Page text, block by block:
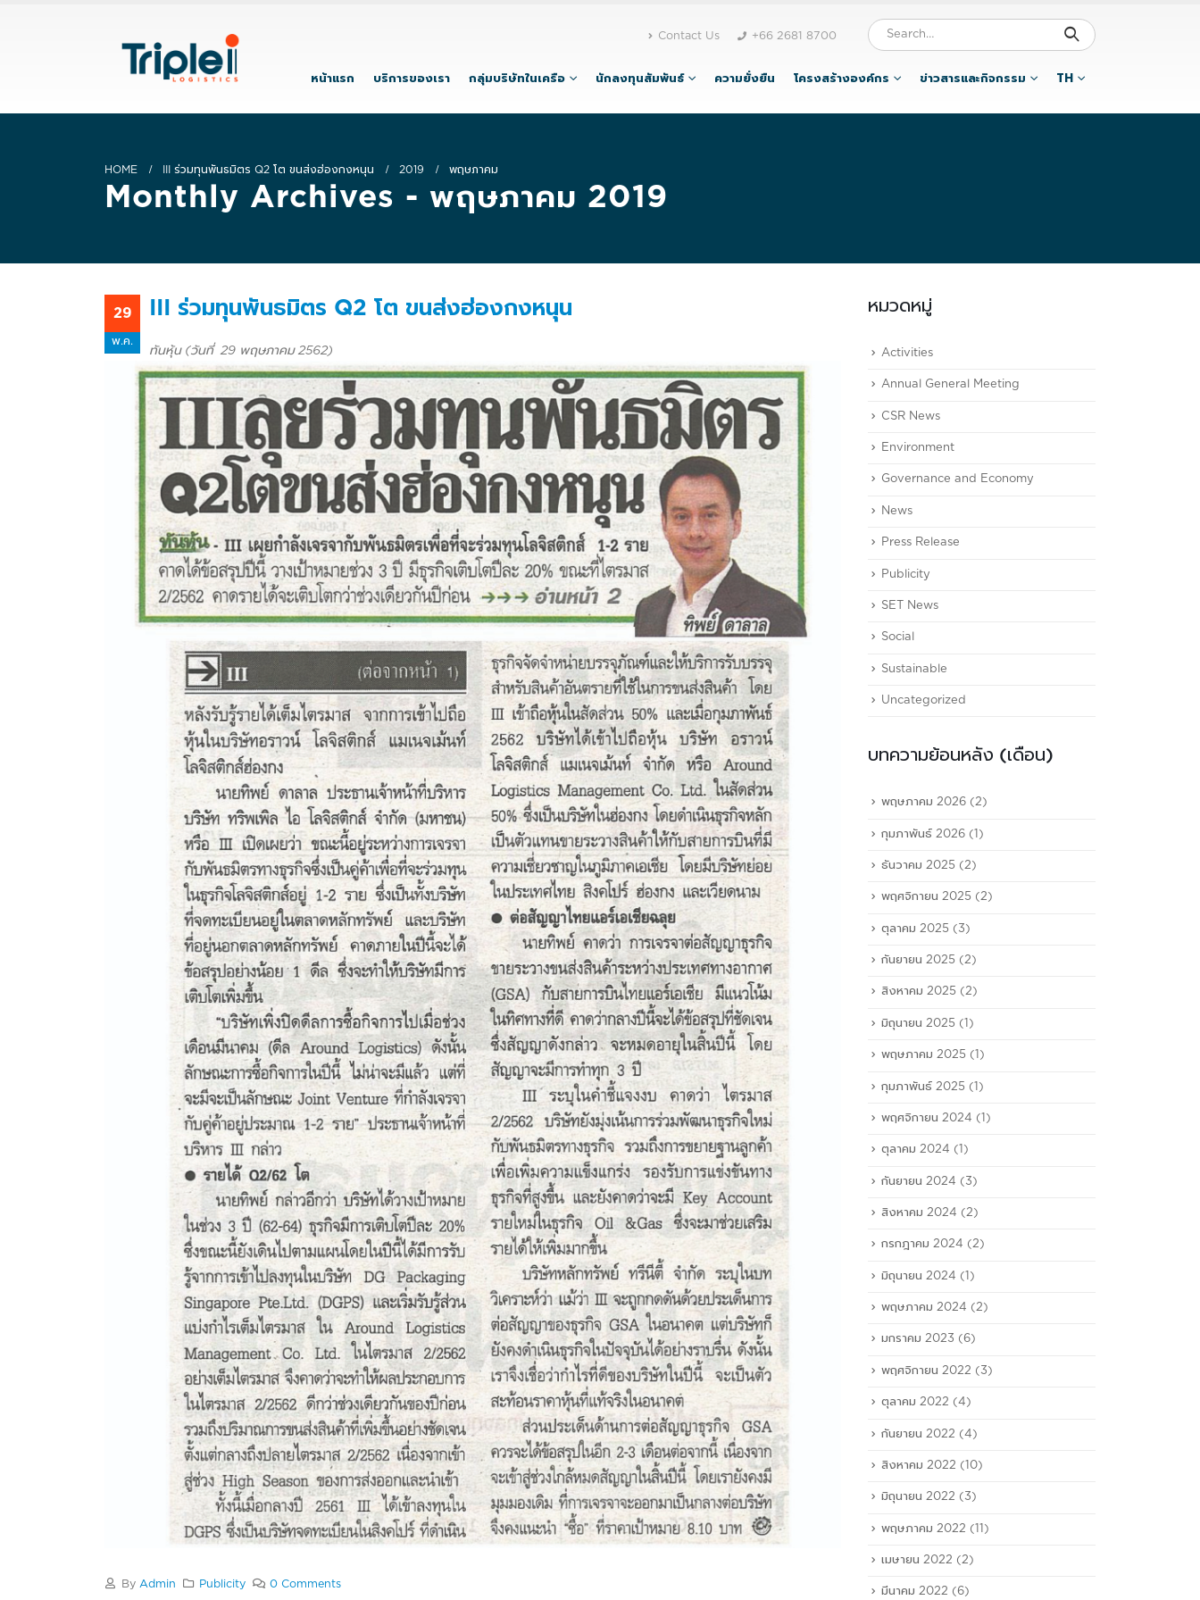
Contact Us +66 2681 8700
หน้าแรก บริการของเรา กลุ่มบริษัทในเครือ นักลงทุนสัมพันธ์ ความยั่งยืน โครงสร้างองค์กร ข่าวสารและกิจกรรม TH
HOME III ร่วมทุนพันธมิตร Q2 โต ขนส่งฮ่องกงหนุน 2019 พฤษภาคม
Monthly Archives - พฤษภาคม 2019
29
พ.ค.
III ร่วมทุนพันธมิตร Q2 โต ขนส่งฮ่องกงหนุน
ทันหุ้น (วันที่ 29 พฤษภาคม 2562)
By Admin Publicity 0 Comments
หมวดหมู่
Activities
Annual General Meeting
CSR News
Environment
Governance and Economy
News
Press Release
Publicity
SET News
Social
Sustainable
Uncategorized
บทความย้อนหลัง (เดือน)
พฤษภาคม 2026 (2)
กุมภาพันธ์ 2026 (1)
ธันวาคม 2025 (2)
พฤศจิกายน 2025 (2)
ตุลาคม 2025 (3)
กันยายน 2025 (2)
สิงหาคม 2025 (2)
มิถุนายน 2025 (1)
พฤษภาคม 2025 (1)
กุมภาพันธ์ 2025 (1)
พฤศจิกายน 2024 (1)
ตุลาคม 2024 (1)
กันยายน 2024 (3)
สิงหาคม 2024 (2)
กรกฎาคม 2024 (2)
มิถุนายน 2024 (1)
พฤษภาคม 2024 (2)
มกราคม 2023 (6)
พฤศจิกายน 2022 (3)
ตุลาคม 2022 (4)
กันยายน 2022 (4)
สิงหาคม 2022 (10)
มิถุนายน 2022 (3)
พฤษภาคม 2022 (11)
เมษายน 2022 (2)
มีนาคม 2022 (6)